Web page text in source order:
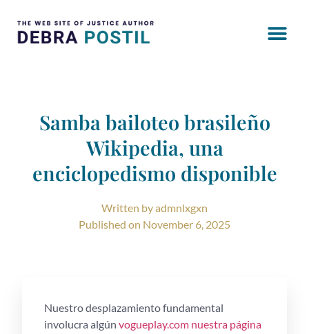
Samba bailoteo brasileño
Wikipedia, una
enciclopedismo disponible
Written byadmnlxgxn
Published on November 6, 2025
Nuestro desplazamiento fundamental
involucra algún vogueplay.com nuestra página